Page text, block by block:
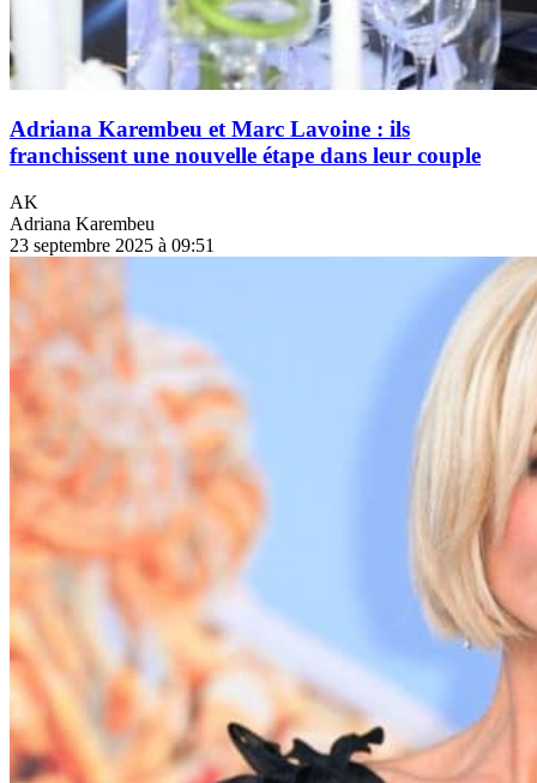
Adriana Karembeu et Marc Lavoine : ils
franchissent une nouvelle étape dans leur couple
AK
Adriana Karembeu
23 septembre 2025 à 09:51